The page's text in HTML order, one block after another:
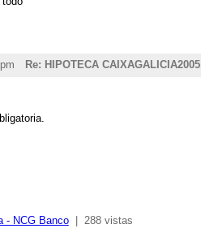
Re: HIPOTECA CAIXAGALICIA2005
- NCG Banco| 288 vistas